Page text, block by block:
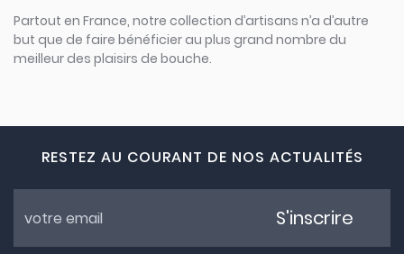
Partout en France, notre collection d’artisans n’a d’autre
but que de faire bénéficier au plus grand nombre du
meilleur des plaisirs de bouche.
RESTEZ AU COURANT DE NOS ACTUALITÉS
S'inscrire